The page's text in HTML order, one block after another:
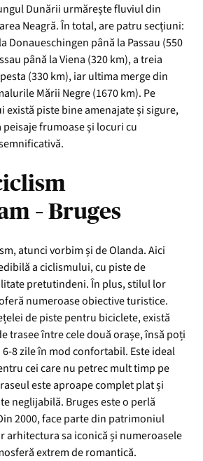
Dunării urmărește fluviul din
Neagră. În total, are patru secțiuni:
Donaueschingen până la Passau (550
până la Viena (320 km), a treia
(330 km), iar ultima merge din
Mării Negre (1670 km). Pe
există piste bine amenajate și sigure,
peisaje frumoase și locuri cu
– Bruges
atunci vorbim și de Olanda. Aici
a ciclismului, cu piste de
pretutindeni. În plus, stilul lor
numeroase obiective turistice.
de piste pentru biciclete, există
trasee între cele două orașe, însă poți
8 zile în mod confortabil. Este ideal
cei care nu petrec mult timp pe
este aproape complet plat și
neglijabilă. Bruges este o perlă
2000, face parte din patrimoniul
arhitectura sa iconică și numeroasele
extrem de romantică.